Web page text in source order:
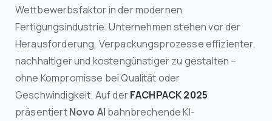
Wettbewerbsfaktor in der modernen
Fertigungsindustrie. Unternehmen stehen vor der
Herausforderung, Verpackungsprozesse effizienter,
nachhaltiger und kostengünstiger zu gestalten –
ohne Kompromisse bei Qualität oder
Geschwindigkeit. Auf derFACHPACK 2025
präsentiertNovo AI bahnbrechende KI-